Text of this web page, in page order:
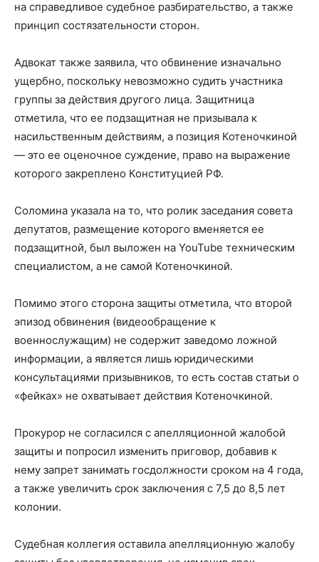
на справедливое судебное разбирательство, а также
принцип состязательности сторон.
Адвокат также заявила, что обвинение изначально
ущербно, поскольку невозможно судить участника
группы за действия другого лица. Защитница
отметила, что ее подзащитная не призывала к
насильственным действиям, а позиция Котеночкиной
— это ее оценочное суждение, право на выражение
которого закреплено Конституцией РФ.
Соломина указала на то, что ролик заседания совета
депутатов, размещение которого вменяется ее
подзащитной, был выложен на YouTube техническим
специалистом, а не самой Котеночкиной.
Помимо этого сторона защиты отметила, что второй
эпизод обвинения (видеообращение к
военнослужащим) не содержит заведомо ложной
информации, а является лишь юридическими
консультациями призывников, то есть состав статьи о
«фейках» не охватывает действия Котеночкиной.
Прокурор не согласился с апелляционной жалобой
защиты и попросил изменить приговор, добавив к
нему запрет занимать госдолжности сроком на 4 года,
а также увеличить срок заключения с 7,5 до 8,5 лет
колонии.
Судебная коллегия оставила апелляционную жалобу